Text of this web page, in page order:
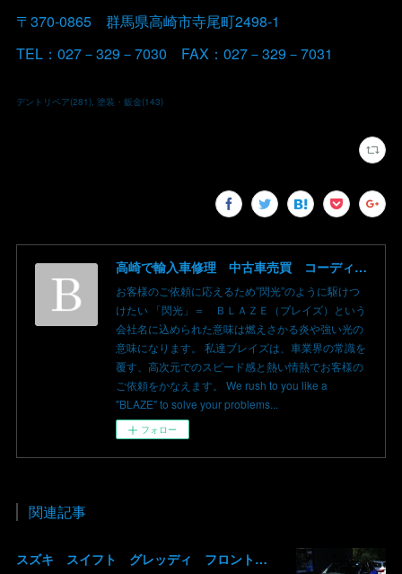
〒370-0865 群馬県高崎市寺尾町2498-1
TEL：027－329－7030 FAX：027－329－7031
デントリペア(281) 塗装・鈑金(143)
高崎で輸入車修理 中古車売買 コーディングならBLAZE（ブレイズ）へ│BLAZE Total Car Support & Modify in Takasaki Gunma
お客様のご依頼に応えるため”閃光”のように駆けつ
けたい 「閃光」＝ ＢＬＡＺＥ（ブレイズ）という
会社名に込められた意味は燃えさかる炎や強い光の
意味になります。 私達ブレイズは、車業界の常識を
覆す、高次元でのスピード感と熱い情熱でお客様の
ご依頼をかなえます。 We rush to you like a
"BLAZE" to solve your problems...
フォロー
関連記事
スズキ スイフト グレッディ フロントリップスポイラー リアウイング 塗装 カーボン クリア 持込み部品 取り付け 群馬 高崎